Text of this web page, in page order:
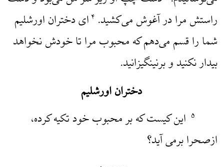
راستش مرا در آغوش می‌کشید. ۴ ‌ای دختران اورشلیم
شما را قسم می‌دهم که محبوب مرا تا خودش نخواهد
بیدار نکنید و برنینگیزانید.
دختران اورشلیم
۵ این کیست که بر محبوب خود تکیه کرده،
ازصحرا برمی آید؟